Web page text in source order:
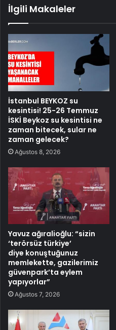
İlgili Makaleler
İstanbul BEYKOZ su
kesintisi! 25-26 Temmuz
İSKİ Beykoz su kesintisi ne
zaman bitecek, sular ne
zaman gelecek?
Ağustos 8, 2026
Yavuz ağıralioğlu: “sizin
‘terörsüz türkiye’
diye konuştuğunuz
memlekette, gazilerimiz
güvenpark’ta eylem
yapıyorlar”
Ağustos 7, 2026